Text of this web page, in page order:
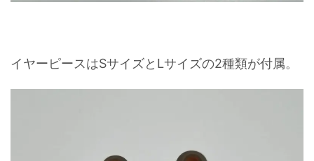
イヤーピースはSサイズとLサイズの2種類が付属。